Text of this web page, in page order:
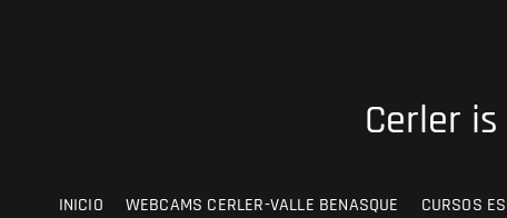
Cerler
INICIO WEBCAMS CERLER-VALLE BENASQUE CURSOS